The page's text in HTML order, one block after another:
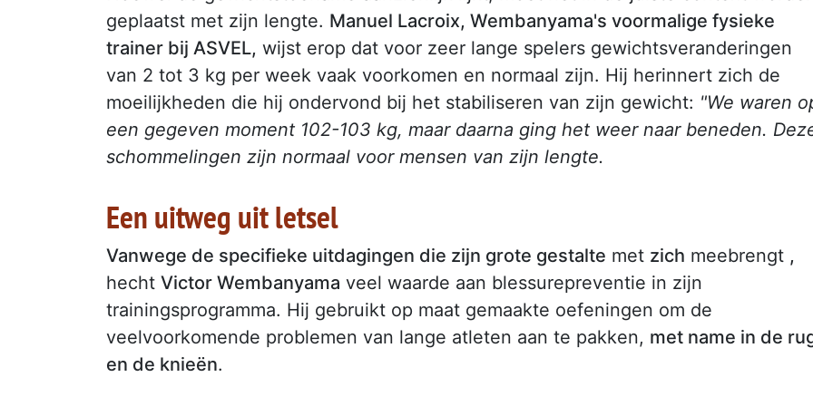
geplaatst met zijn lengte. Manuel Lacroix, Wembanyama's voormalige fysieke
trainer bij ASVEL, wijst erop dat voor zeer lange spelers gewichtsveranderingen
van 2 tot 3 kg per week vaak voorkomen en normaal zijn. Hij herinnert zich de
moeilijkheden die hij ondervond bij het stabiliseren van zijn gewicht: "We waren
een gegeven moment 102-103 kg, maar daarna ging het weer naar beneden.
schommelingen zijn normaal voor mensen van zijn lengte.
Een uitweg uit letsel
Vanwege de specifieke uitdagingen die zijn grote gestalte met zich meebrengt ,
hecht Victor Wembanyama veel waarde aan blessurepreventie in zijn
trainingsprogramma. Hij gebruikt op maat gemaakte oefeningen om de
veelvoorkomende problemen van lange atleten aan te pakken, met name in de
en de knieën.